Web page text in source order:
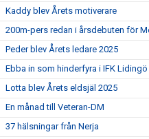
Kaddy blev Årets motiverare
200m-pers redan i årsdebuten för
Peder blev Årets ledare 2025
Ebba in som hinderfyra i IFK
Lotta blev Årets eldsjäl 2025
En månad till Veteran-DM
37 hälsningar från Nerja